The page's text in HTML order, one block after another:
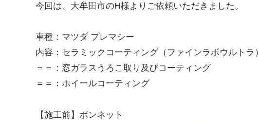
今回は、大牟田市のH様よりご依頼いただきました。
車種：マツダ プレマシー
内容：セラミックコーティング（ファインラボウルトラ）
＝＝：窓ガラスうろこ取り及びコーティング
＝＝：ホイールコーティング
【施工前】ボンネット